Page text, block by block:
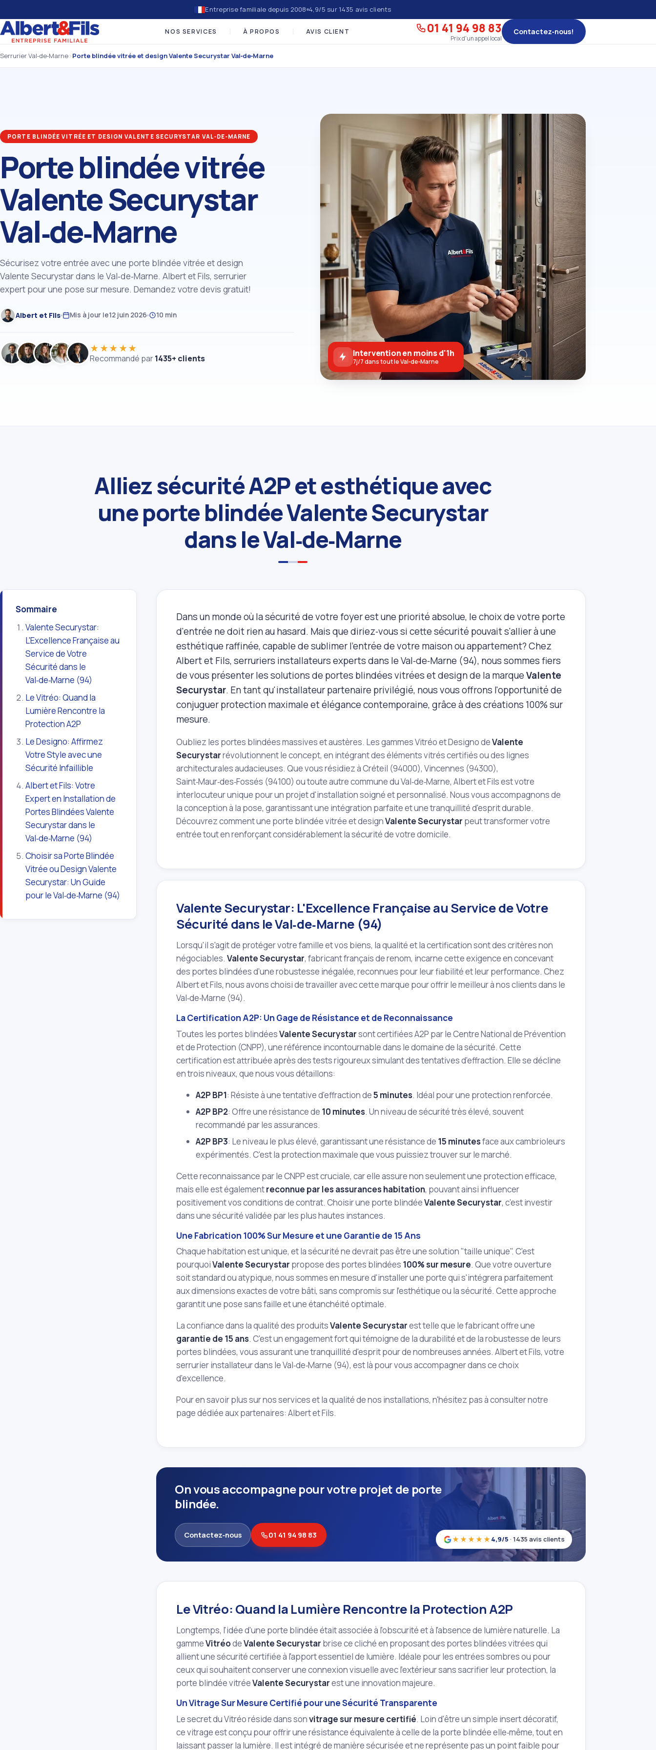
Entreprise familiale depuis 2008 4,9/5 sur 1435 avis clients
NOS SERVICES À PROPOS AVIS CLIENT 01 41 94 98 83
Prix d'un appel local
Contactez‑nous!
Serrurier Val‑de‑Marne›Porte blindée vitrée et design Valente Securystar Val‑de‑Marne
PORTE BLINDÉE VITRÉE ET DESIGN VALENTE SECURYSTAR VAL‑DE‑MARNE
Porte blindée vitrée
Valente Securystar
Val‑de‑Marne
Sécurisez votre entrée avec une porte blindée vitrée et design
Valente Securystar dans le Val‑de‑Marne. Albert et Fils, serrurier
expert pour une pose sur mesure. Demandez votre devis gratuit!
Albert et Fils Mis à jour le12 juin 2026 10 min
★★★★★
Recommandé par1435+ clients
Intervention en moins d'1h
7j/7 dans tout le Val‑de‑Marne
Alliez sécurité A2P et esthétique avec
une porte blindée Valente Securystar
dans le Val‑de‑Marne
Sommaire
Valente Securystar:
L'Excellence Française au
Service de Votre
Sécurité dans le
Val‑de‑Marne (94)
Le Vitréo: Quand la
Lumière Rencontre la
Protection A2P
Le Designo: Affirmez
Votre Style avec une
Sécurité Infaillible
Albert et Fils: Votre
Expert en Installation de
Portes Blindées Valente
Securystar dans le
Val‑de‑Marne (94)
Choisir sa Porte Blindée
Vitrée ou Design Valente
Securystar: Un Guide
pour le Val‑de‑Marne (94)
Dans un monde où la sécurité de votre foyer est une priorité absolue, le choix de votre porte
d'entrée ne doit rien au hasard. Mais que diriez‑vous si cette sécurité pouvait s'allier à une
esthétique raffinée, capable de sublimer l'entrée de votre maison ou appartement? Chez
Albert et Fils, serruriers installateurs experts dans le Val‑de‑Marne (94), nous sommes fiers
de vous présenter les solutions de portes blindées vitrées et design de la marqueValente
Securystar. En tant qu'installateur partenaire privilégié, nous vous offrons l'opportunité de
conjuguer protection maximale et élégance contemporaine, grâce à des créations 100% sur
mesure.
Oubliez les portes blindées massives et austères. Les gammes Vitréo et Designo deValente
Securystarrévolutionnent le concept, en intégrant des éléments vitrés certifiés ou des lignes
architecturales audacieuses. Que vous résidiez à Créteil (94000), Vincennes (94300),
Saint‑Maur‑des‑Fossés (94100) ou toute autre commune du Val‑de‑Marne, Albert et Fils est votre
interlocuteur unique pour un projet d'installation soigné et personnalisé. Nous vous accompagnons de
la conception à la pose, garantissant une intégration parfaite et une tranquillité d'esprit durable.
Découvrez comment une porte blindée vitrée et designValente Securystar peut transformer votre
entrée tout en renforçant considérablement la sécurité de votre domicile.
Valente Securystar: L'Excellence Française au Service de Votre
Sécurité dans le Val‑de‑Marne (94)
Lorsqu'il s'agit de protéger votre famille et vos biens, la qualité et la certification sont des critères non
négociables. Valente Securystar, fabricant français de renom, incarne cette exigence en concevant
des portes blindées d'une robustesse inégalée, reconnues pour leur fiabilité et leur performance. Chez
Albert et Fils, nous avons choisi de travailler avec cette marque pour offrir le meilleur à nos clients dans le
Val‑de‑Marne (94).
La Certification A2P: Un Gage de Résistance et de Reconnaissance
Toutes les portes blindéesValente Securystarsont certifiées A2P par le Centre National de Prévention
et de Protection (CNPP), une référence incontournable dans le domaine de la sécurité. Cette
certification est attribuée après des tests rigoureux simulant des tentatives d'effraction. Elle se décline
en trois niveaux, que nous vous détaillons:
A2P BP1: Résiste à une tentative d'effraction de5 minutes. Idéal pour une protection renforcée.
A2P BP2: Offre une résistance de 10 minutes. Un niveau de sécurité très élevé, souvent
recommandé par les assurances.
A2P BP3: Le niveau le plus élevé, garantissant une résistance de 15 minutesface aux cambrioleurs
expérimentés. C'est la protection maximale que vous puissiez trouver sur le marché.
Cette reconnaissance par le CNPP est cruciale, car elle assure non seulement une protection efficace,
mais elle est égalementreconnue par les assurances habitation, pouvant ainsi influencer
positivement vos conditions de contrat. Choisir une porte blindéeValente Securystar, c'est investir
dans une sécurité validée par les plus hautes instances.
Une Fabrication 100% Sur Mesure et une Garantie de 15 Ans
Chaque habitation est unique, et la sécurité ne devrait pas être une solution "taille unique". C'est
pourquoiValente Securystar propose des portes blindées 100% sur mesure. Que votre ouverture
soit standard ou atypique, nous sommes en mesure d'installer une porte qui s'intégrera parfaitement
aux dimensions exactes de votre bâti, sans compromis sur l'esthétique ou la sécurité. Cette approche
garantit une pose sans faille et une étanchéité optimale.
La confiance dans la qualité des produitsValente Securystarest telle que le fabricant offre une
garantie de 15 ans. C'est un engagement fort qui témoigne de la durabilité et de la robustesse de leurs
portes blindées, vous assurant une tranquillité d'esprit pour de nombreuses années. Albert et Fils, votre
serrurier installateur dans le Val‑de‑Marne (94), est là pour vous accompagner dans ce choix
d'excellence.
Pour en savoir plus sur nos services et la qualité de nos installations, n'hésitez pas à consulter notre
page dédiée aux partenaires: Albert et Fils.
★★★★★4,9/5 · 1435 avis clients
On vous accompagne pour votre projet de porte
blindée.
Contactez‑nous 01 41 94 98 83
Le Vitréo: Quand la Lumière Rencontre la Protection A2P
Longtemps, l'idée d'une porte blindée était associée à l'obscurité et à l'absence de lumière naturelle. La
gammeVitréodeValente Securystar brise ce cliché en proposant des portes blindées vitrées qui
allient une sécurité certifiée à l'apport essentiel de lumière. Idéale pour les entrées sombres ou pour
ceux qui souhaitent conserver une connexion visuelle avec l'extérieur sans sacrifier leur protection, la
porte blindée vitréeValente Securystarest une innovation majeure.
Un Vitrage Sur Mesure Certifié pour une Sécurité Transparente
Le secret du Vitréo réside dans sonvitrage sur mesure certifié. Loin d'être un simple insert décoratif,
ce vitrage est conçu pour offrir une résistance équivalente à celle de la porte blindée elle‑même, tout en
laissant passer la lumière. Il est intégré de manière sécurisée et ne représente pas un point faible pour